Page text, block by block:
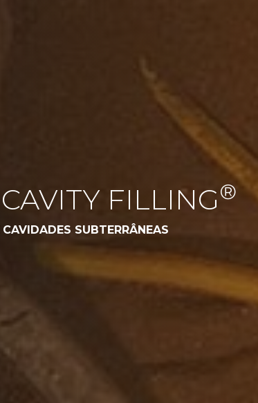
FILLING®
SUBTERRÂNEAS